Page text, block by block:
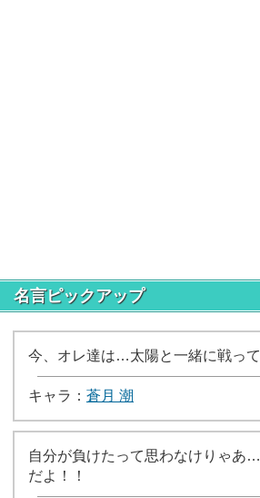
名言ピックアップ
今、オレ達は…太陽と一緒に戦って
キャラ： 蒼月 潮
自分が負けたって思わなけりゃあ
だよ！！